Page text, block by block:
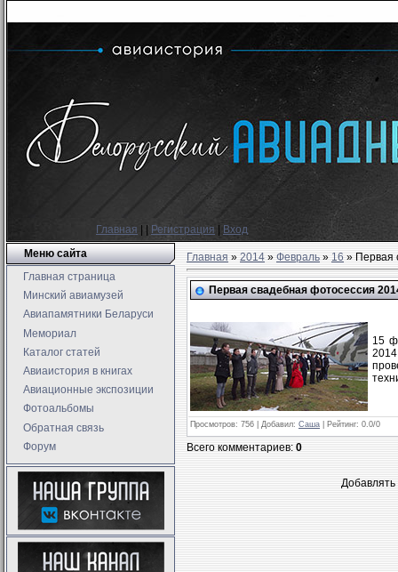
Главная Регистрация
Вход
Меню сайта
Главная страница
Минский авиамузей
Авиапамятники Беларуси
Мемориал
Каталог статей
Авиаистория в книгах
Авиационные экспозиции
Фотоальбомы
Обратная связь
Форум
Главная»2014 » Февраль » 16» Первая
Первая свадебная фотосессия
15
Просмотров: 756 | Добавил: Саша Рейтинг: 0.0/0
Всего комментариев:0
Добавлять